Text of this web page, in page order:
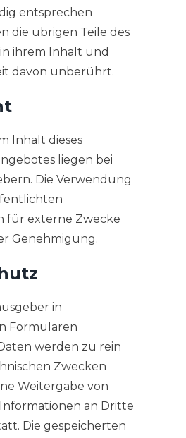
entsprechen
die übrigen Teile des
ihrem Inhalt und
davon unberührt.
Inhalt dieses
liegen bei
Die Verwendung
für externe Zwecke
Genehmigung.
in
Formularen
werden zu rein
Zwecken
Weitergabe von
an Dritte
Die gespeicherten